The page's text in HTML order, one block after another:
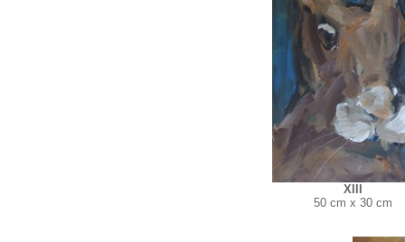
XIII
50 cm x 30 cm